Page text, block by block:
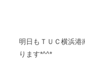
明日も ＴＵＣ横浜港
ります*^^*